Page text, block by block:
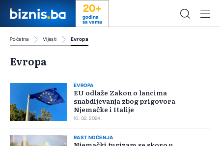
20+
godina
sa vama
Početna Vijesti Evropa
Evropa
EVROPA
EU odlaže Zakon o lancima
snabdijevanja zbog prigovora
Njemačke i Italije
10. 02. 2024.
RAST NOĆENJA